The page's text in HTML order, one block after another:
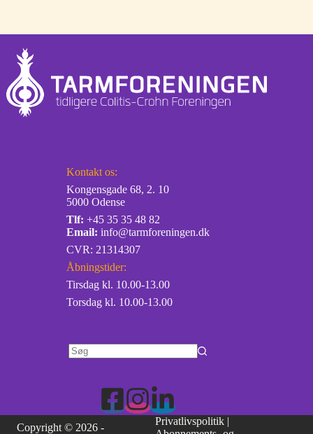
Kontakt os:
Kongensgade 68, 2. 10
5000 Odense
Tlf: +45 35 35 48 82
Email: info@tarmforeningen.dk
CVR: 21314307
Åbningstider:
Tirsdag kl. 10.00-13.00
Torsdag kl. 10.00-13.00
Copyright © 2026 -
Privatlivspolitik |